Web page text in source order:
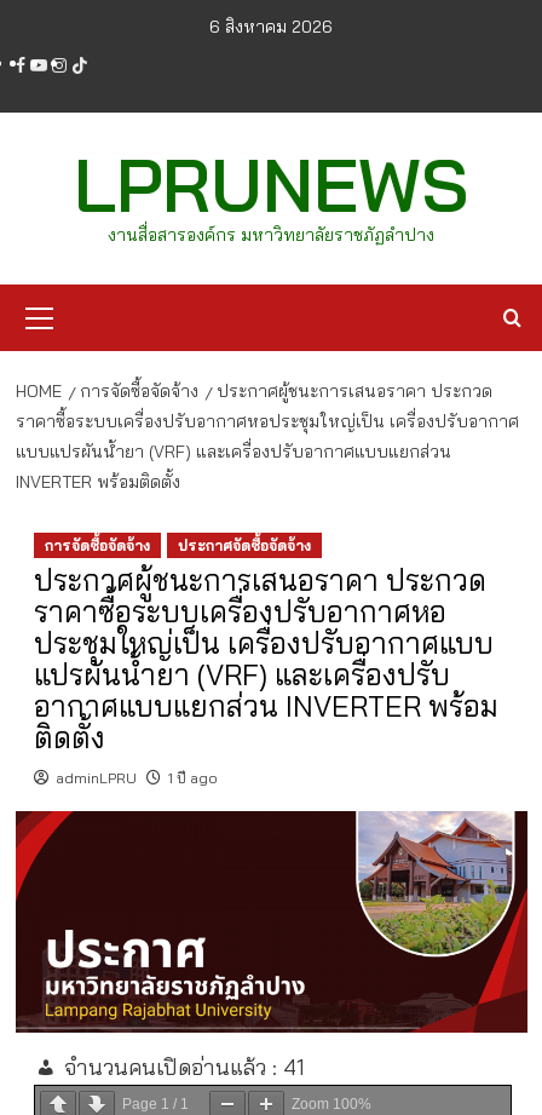
content
6 สิงหาคม 2026
facebook
youtube
instagram
tiktok
LPRUNEWS
งานสื่อสารองค์กร มหาวิทยาลัยราชภัฏลำปาง
Menu
HOME การจัดซื้อจัดจ้าง
ประกาศผู้ชนะการเสนอราคา ประกวด
ราคาซื้อระบบเครื่องปรับอากาศหอประชุมใหญ่เป็น เครื่องปรับอากาศ
แบบแปรผันน้ำยา (VRF) และเครื่องปรับอากาศแบบแยกส่วน
INVERTER พร้อมติดตั้ง
การจัดซื้อจัดจ้าง ประกาศจัดซื้อจัดจ้าง
ประกาศผู้ชนะการเสนอราคา ประกวด
ราคาซื้อระบบเครื่องปรับอากาศหอ
ประชุมใหญ่เป็น เครื่องปรับอากาศแบบ
แปรผันน้ำยา (VRF) และเครื่องปรับ
อากาศแบบแยกส่วน INVERTER พร้อม
ติดตั้ง
adminLPRU 1 ปี ago
จำนวนคนเปิดอ่านแล้ว : 41
Page 1 / 1 Zoom 100%